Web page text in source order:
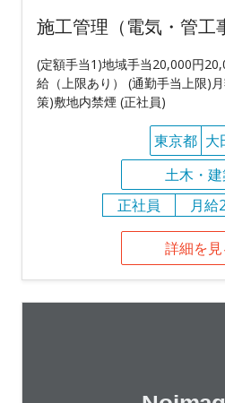
施工管理（電気・管工
(定額手当1)地域手当20,000円
給（上限あり） (通勤手当上限)
策)敷地内禁煙 (正社員)
東京都 大
土木・
正社員
月給
詳細を見